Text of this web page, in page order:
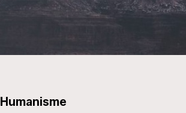
Humanisme